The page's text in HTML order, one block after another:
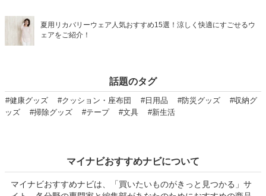
夏用リカバリーウェア人気おすすめ15選！涼しく快適にすごせるウ
ェアをご紹介！
話題のタグ
#健康グッズ #クッション・座布団 #日用品 #防災グッズ
#収納グ
ッズ
#掃除グッズ #テープ #文具 #新生活
マイナビおすすめナビについて
マイナビおすすめナビは、「買いたいものがきっと見つかる」サ